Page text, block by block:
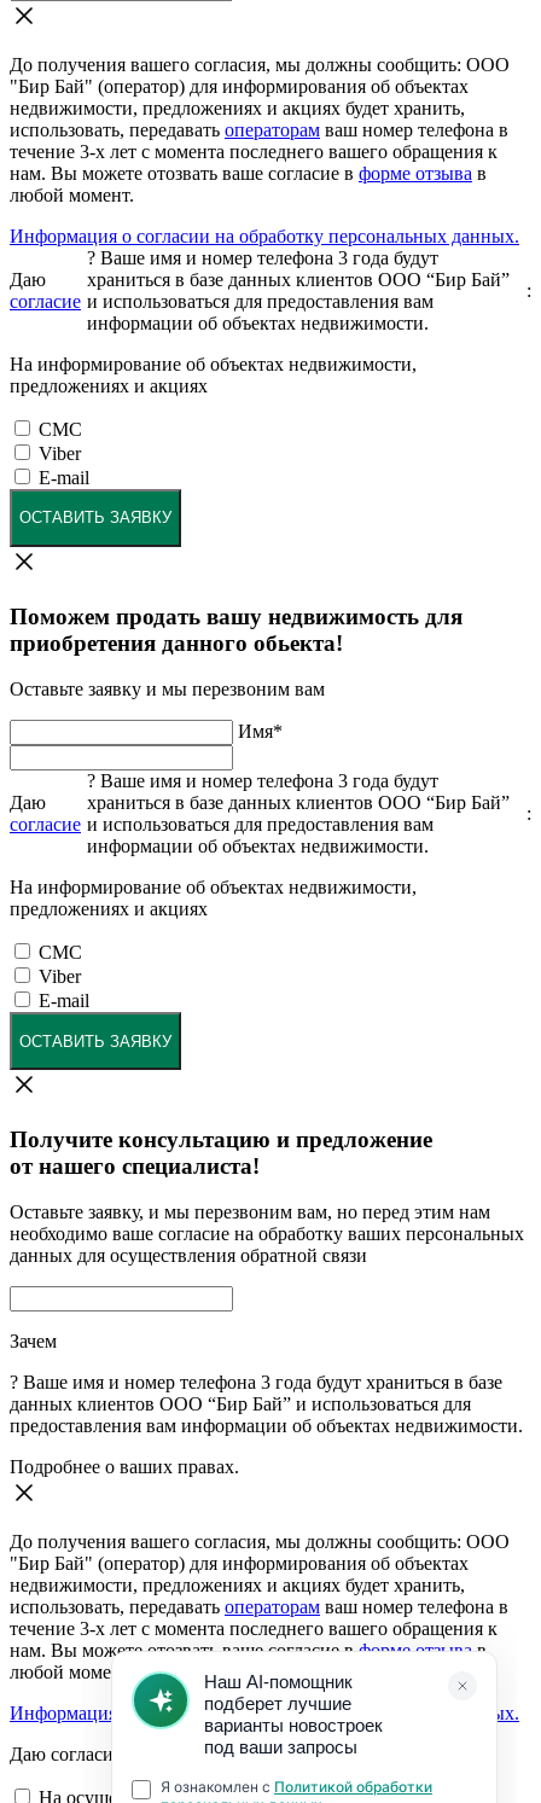
До получения вашего согласия, мы должны сообщить: ООО
"Бир Бай" (оператор) для информирования об объектах
недвижимости, предложениях и акциях будет хранить,
использовать, передавать операторам ваш номер телефона в
течение 3-х лет с момента последнего вашего обращения к
нам. Вы можете отозвать ваше согласие в форме отзыва в
любой момент.
Информация о согласии на обработку персональных данных.
Даю
согласие
? Ваше имя и номер телефона 3 года будут
храниться в базе данных клиентов ООО “Бир Бай”
и использоваться для предоставления вам
информации об объектах недвижимости.
:
На информирование об объектах недвижимости,
предложениях и акциях
СМС
Viber
E-mail
ОСТАВИТЬ ЗАЯВКУ
Поможем продать вашу недвижимость для
приобретения данного обьекта!
Оставьте заявку и мы перезвоним вам
Имя*
Даю
согласие
? Ваше имя и номер телефона 3 года будут
храниться в базе данных клиентов ООО “Бир Бай”
и использоваться для предоставления вам
информации об объектах недвижимости.
:
На информирование об объектах недвижимости,
предложениях и акциях
СМС
Viber
E-mail
ОСТАВИТЬ ЗАЯВКУ
Получите консультацию и предложение
от нашего специалиста!
Оставьте заявку, и мы перезвоним вам, но перед этим нам
необходимо ваше согласие на обработку ваших персональных
данных для осуществления обратной связи
Зачем
? Ваше имя и номер телефона 3 года будут храниться в базе
данных клиентов ООО “Бир Бай” и использоваться для
предоставления вам информации об объектах недвижимости.
Подробнее о ваших правах.
До получения вашего согласия, мы должны сообщить: ООО
"Бир Бай" (оператор) для информирования об объектах
недвижимости, предложениях и акциях будет хранить,
использовать, передавать операторам ваш номер телефона в
течение 3-х лет с момента последнего вашего обращения к
нам. Вы можете отозвать ваше согласие вформе отзывав
любой момент.
Информация о согласии на обработку персональных данных.
Даю согласие:
На осуществление обратной связи